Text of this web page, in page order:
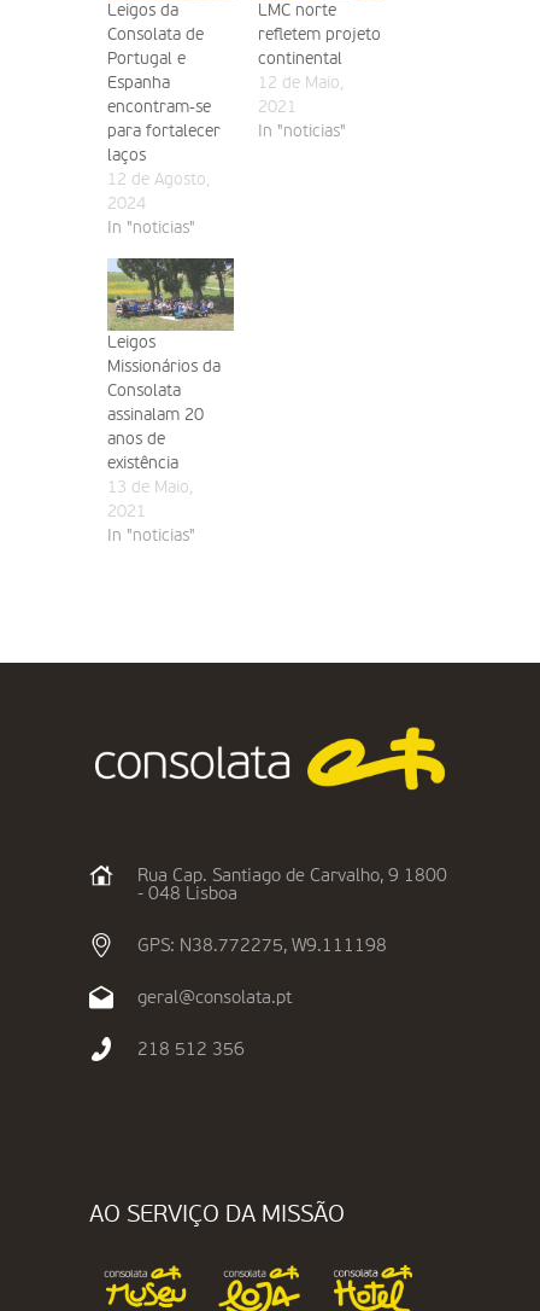
Leigos da
Consolata de
Portugal e
Espanha
encontram-se
para fortalecer
laços
12 de Agosto,
2024
In "noticias"
LMC norte
refletem projeto
continental
12 de Maio,
2021
In "noticias"
Leigos
Missionários da
Consolata
assinalam 20
anos de
existência
13 de Maio,
2021
In "noticias"
Rua Cap. Santiago de Carvalho, 9 1800
- 048 Lisboa
GPS: N38.772275, W9.111198
geral@consolata.pt
218 512 356
AO SERVIÇO DA MISSÃO